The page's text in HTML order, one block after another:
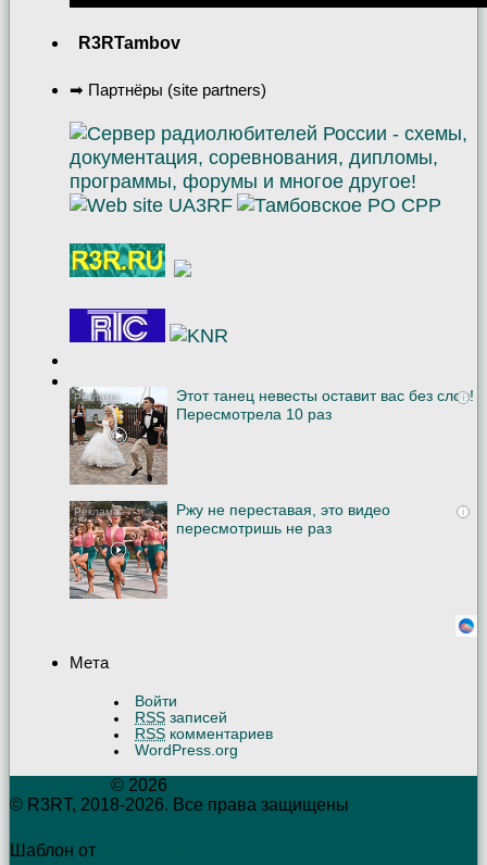
R3RTambov
➡ Партнёры (site partners)
i
Этот танец невесты оставит вас без слов!
Пересмотрела 10 раз
i
Ржу не переставая, это видео
пересмотришь не раз
Мета
Войти
RSS записей
RSS комментариев
WordPress.org
© 2026
© R3RT, 2018-2026. Все права защищены
Шаблон от